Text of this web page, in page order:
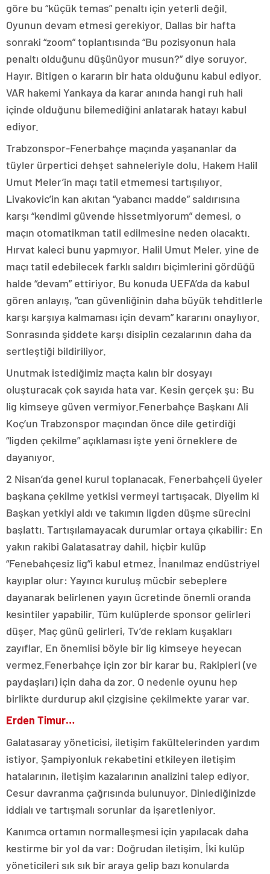
göre bu “küçük temas” penaltı için yeterli değil.
Oyunun devam etmesi gerekiyor. Dallas bir hafta
sonraki “zoom” toplantısında “Bu pozisyonun hala
penaltı olduğunu düşünüyor musun?” diye soruyor.
Hayır, Bitigen o kararın bir hata olduğunu kabul ediyor.
VAR hakemi Yankaya da karar anında hangi ruh hali
içinde olduğunu bilemediğini anlatarak hatayı kabul
ediyor.
Trabzonspor-Fenerbahçe maçında yaşananlar da
tüyler ürpertici dehşet sahneleriyle dolu. Hakem Halil
Umut Meler’in maçı tatil etmemesi tartışılıyor.
Livakovic’in kan akıtan “yabancı madde” saldırısına
karşı “kendimi güvende hissetmiyorum” demesi, o
maçın otomatikman tatil edilmesine neden olacaktı.
Hırvat kaleci bunu yapmıyor. Halil Umut Meler, yine de
maçı tatil edebilecek farklı saldırı biçimlerini gördüğü
halde “devam” ettiriyor. Bu konuda UEFA’da da kabul
gören anlayış, “can güvenliğinin daha büyük tehditlerle
karşı karşıya kalmaması için devam” kararını onaylıyor.
Sonrasında şiddete karşı disiplin cezalarının daha da
sertleştiği bildiriliyor.
Unutmak istediğimiz maçta kalın bir dosyayı
oluşturacak çok sayıda hata var. Kesin gerçek şu: Bu
lig kimseye güven vermiyor.Fenerbahçe Başkanı Ali
Koç’un Trabzonspor maçından önce dile getirdiği
“ligden çekilme” açıklaması işte yeni örneklere de
dayanıyor.
2 Nisan’da genel kurul toplanacak. Fenerbahçeli üyeler
başkana çekilme yetkisi vermeyi tartışacak. Diyelim ki
Başkan yetkiyi aldı ve takımın ligden düşme sürecini
başlattı. Tartışılamayacak durumlar ortaya çıkabilir: En
yakın rakibi Galatasatray dahil, hiçbir kulüp
“Fenebahçesiz lig”i kabul etmez. İnanılmaz endüstriyel
kayıplar olur: Yayıncı kuruluş mücbir sebeplere
dayanarak belirlenen yayın ücretinde önemli oranda
kesintiler yapabilir. Tüm kulüplerde sponsor gelirleri
düşer. Maç günü gelirleri, Tv’de reklam kuşakları
zayıflar. En önemlisi böyle bir lig kimseye heyecan
vermez.Fenerbahçe için zor bir karar bu. Rakipleri (ve
paydaşları) için daha da zor. O nedenle oyunu hep
birlikte durdurup akıl çizgisine çekilmekte yarar var.
Erden Timur…
Galatasaray yöneticisi, iletişim fakültelerinden yardım
istiyor. Şampiyonluk rekabetini etkileyen iletişim
hatalarının, iletişim kazalarının analizini talep ediyor.
Cesur davranma çağrısında bulunuyor. Dinlediğinizde
iddialı ve tartışmalı sorunlar da işaretleniyor.
Kanımca ortamın normalleşmesi için yapılacak daha
kestirme bir yol da var: Doğrudan iletişim. İki kulüp
yöneticileri sık sık bir araya gelip bazı konularda